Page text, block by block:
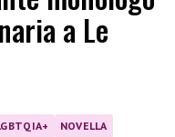
a Le
NOVELLA